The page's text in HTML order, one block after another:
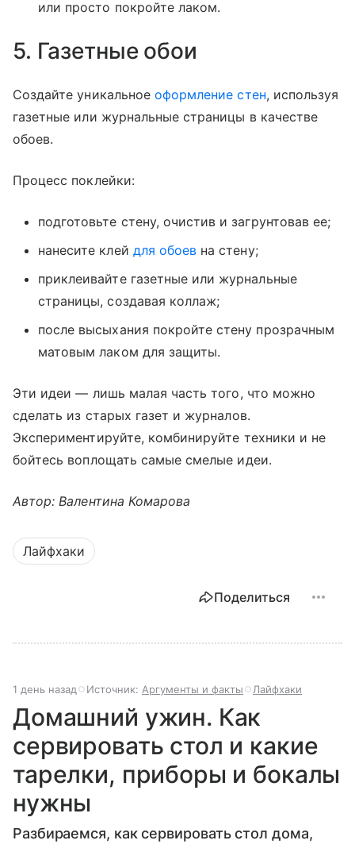
или просто покройте лаком.
5. Газетные обои
Создайте уникальное оформление стен, используя
газетные или журнальные страницы в качестве
обоев.
Процесс поклейки:
подготовьте стену, очистив и загрунтовав ее;
нанесите клей для обоев на стену;
приклеивайте газетные или журнальные
страницы, создавая коллаж;
после высыхания покройте стену прозрачным
матовым лаком для защиты.
Эти идеи — лишь малая часть того, что можно
сделать из старых газет и журналов.
Экспериментируйте, комбинируйте техники и не
бойтесь воплощать самые смелые идеи.
Автор: Валентина Комарова
Лайфхаки
Поделиться
1 день назад Источник: Аргументы и факты Лайфхаки
Домашний ужин. Как
сервировать стол и какие
тарелки, приборы и бокалы
нужны
Разбираемся, как сервировать стол дома,